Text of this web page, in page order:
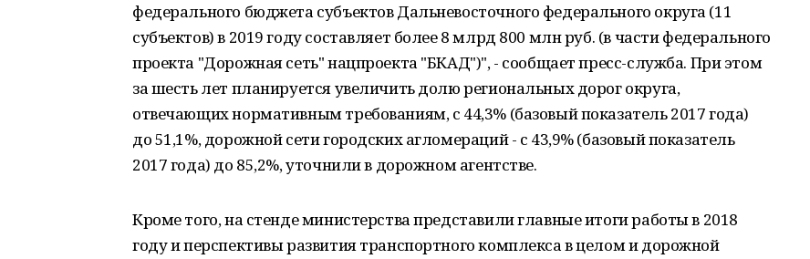
федерального бюджета субъектов Дальневосточного федерального округа (11
субъектов) в 2019 году составляет более 8 млрд 800 млн руб. (в части федерального
проекта "Дорожная сеть" нацпроекта "БКАД")", - сообщает пресс-служба. При этом
за шесть лет планируется увеличить долю региональных дорог округа,
отвечающих нормативным требованиям, с 44,3% (базовый показатель 2017 года)
до 51,1%, дорожной сети городских агломераций - с 43,9% (базовый показатель
2017 года) до 85,2%, уточнили в дорожном агентстве.
Кроме того, на стенде министерства представили главные итоги работы в 2018
году и перспективы развития транспортного комплекса в целом и дорожной